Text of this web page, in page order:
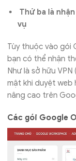
Thứ ba là
vụ
Tùy thuộc vào gói
bạn có thể nhận
Như là sở hữu
mật khi duyệt web
nâng cao trên
Các gói Google